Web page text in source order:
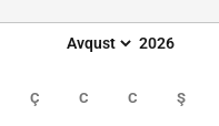
Ç C C Ş